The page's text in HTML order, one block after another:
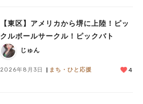
【東区】アメリカから堺に上陸！ピッ
クルボールサークル！ピックバト
じゅん
2026年8月3日 まち・ひと応援 4